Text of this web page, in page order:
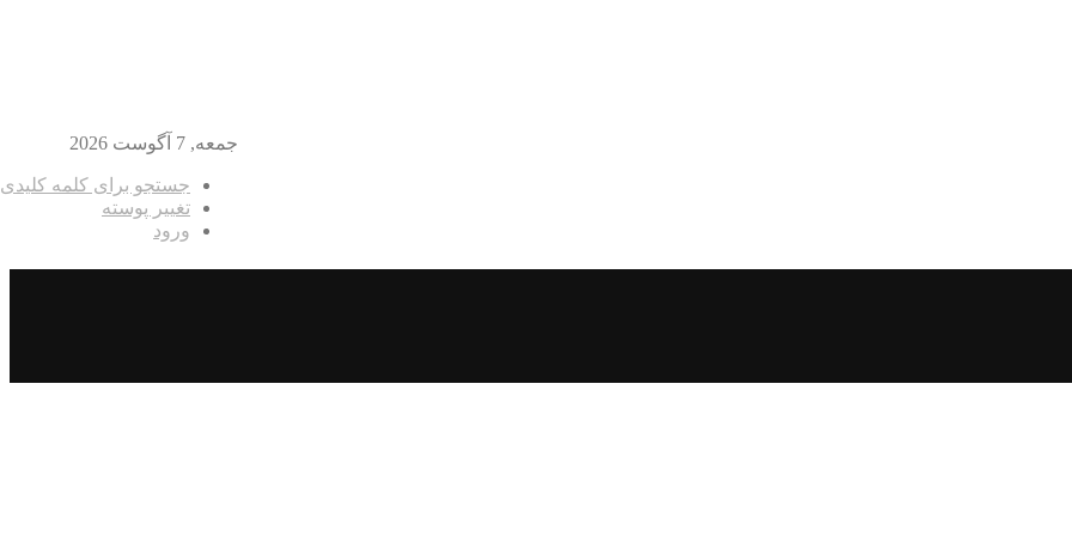
جمعه, 7 آگوست 2026
جستجو برای کلمه کلیدی
تغییر پوسته
ورود